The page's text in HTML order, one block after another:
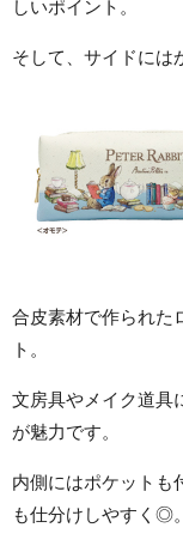
しいポイント。
そして、サイドには
合皮素材で作られた
ト。
文房具やメイク道具
が魅力です。
内側にはポケットも
も仕分けしやすく◎。